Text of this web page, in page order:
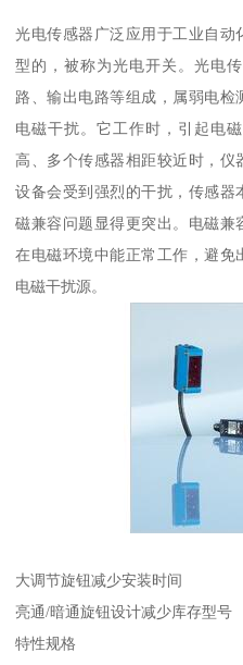
光电传感器广泛应用于工业自动
型的，被称为光电开关。光电
路、输出电路等组成，属弱电
电磁干扰。它工作时，引起电
高、多个传感器相距较近时，
设备会受到强烈的干扰，传感
磁兼容问题显得更突出。电磁
在电磁环境中能正常工作，避免
电磁干扰源。
大调节旋钮减少安装时间
亮通/暗通旋钮设计减少库存型号
特性规格